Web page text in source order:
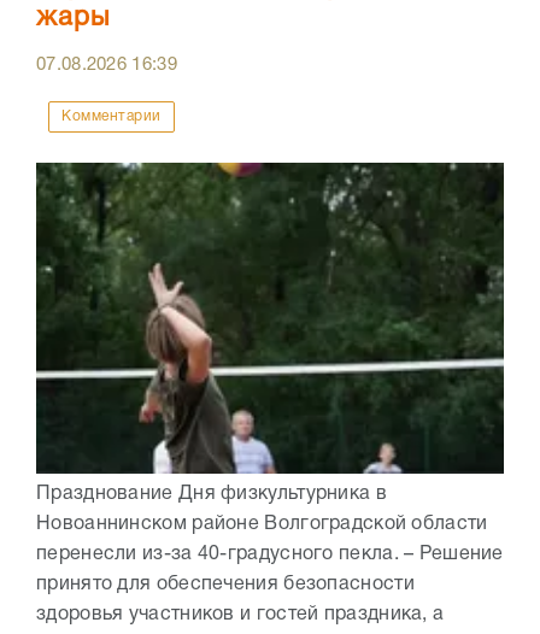
жары
07.08.2026 16:39
Комментарии
Празднование Дня физкультурника в
Новоаннинском районе Волгоградской области
перенесли из-за 40-градусного пекла. – Решение
принято для обеспечения безопасности
здоровья участников и гостей праздника, а